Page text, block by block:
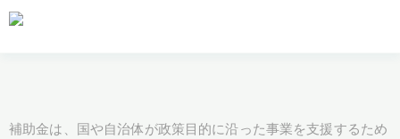
補助金は、国や自治体が政策目的に沿った事業を支援するため